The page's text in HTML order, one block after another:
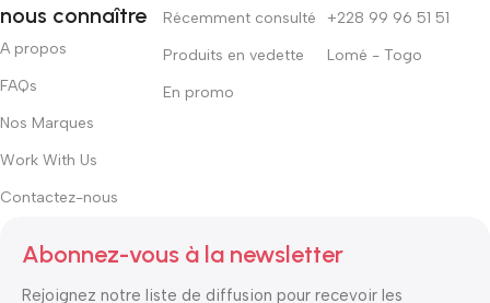
nous connaître
A propos
FAQs
Nos Marques
Work With Us
Contactez-nous
Récemment consulté
Produits en vedette
En promo
+228 99 96 51 51
Lomé - Togo
Abonnez-vous à la newsletter
Rejoignez notre liste de diffusion pour recevoir les